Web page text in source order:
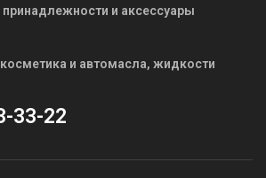
и аксессуары
и автомасла, жидкости
33-22